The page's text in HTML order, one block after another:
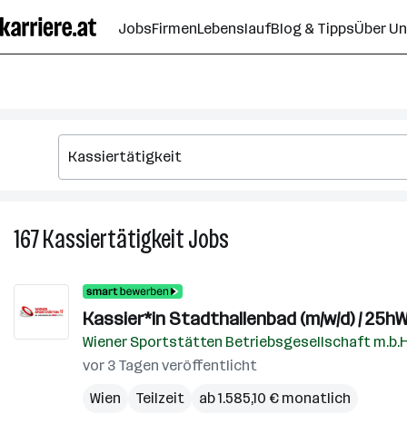
Seiteninhalt
springen
JobsFirmenLebenslaufBlog & TippsÜber
167KassiertätigkeitJobs
Kassier*in Stadthallenbad (m/w/d) /
Wiener Sportstätten Betriebsgesellschaft
vor 3 Tagen veröffentlicht
Wien
Teilzeit ab 1.585,10 € monatlich